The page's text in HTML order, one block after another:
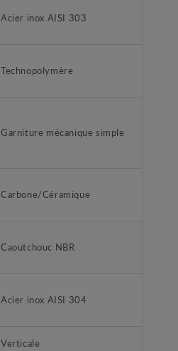
Acier inox AISI 303
Technopolymère
Garniture mécanique simple
Carbone/Céramique
Caoutchouc NBR
Acier inox AISI 304
Verticale